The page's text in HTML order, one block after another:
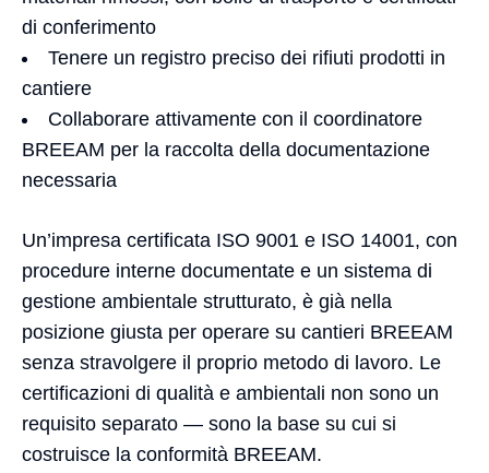
di conferimento
Tenere un registro preciso dei rifiuti prodotti in
cantiere
Collaborare attivamente con il coordinatore
BREEAM per la raccolta della documentazione
necessaria
Un’impresa certificata ISO 9001 e ISO 14001, con
procedure interne documentate e un sistema di
gestione ambientale strutturato, è già nella
posizione giusta per operare su cantieri BREEAM
senza stravolgere il proprio metodo di lavoro. Le
certificazioni di qualità e ambientali non sono un
requisito separato — sono la base su cui si
costruisce la conformità BREEAM.